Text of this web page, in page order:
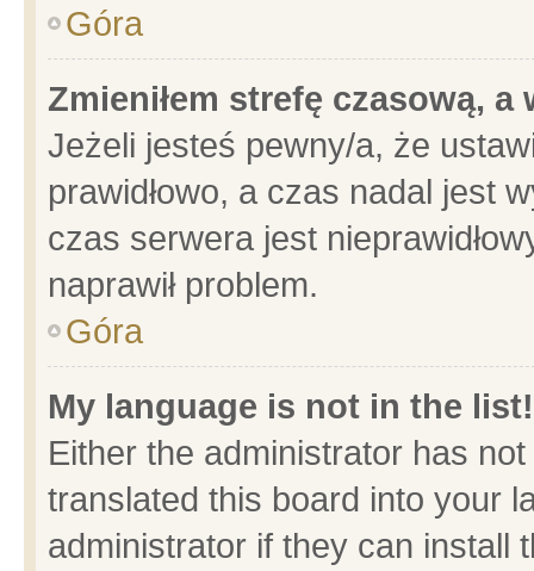
Góra
Zmieniłem strefę czasową,
Jeżeli jesteś pewny/a, że
prawidłowo, a czas nadal jest
czas serwera jest
naprawił problem.
Góra
My language is not in the list!
Either the administrator has
translated this board into your
administrator if they can install